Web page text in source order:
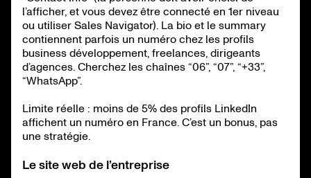
l’afficher, et vous devez être connecté en 1er niveau
ou utiliser Sales Navigator). La bio et le summary
contiennent parfois un numéro chez les profils
business développement, freelances, dirigeants
d’agences. Cherchez les chaînes “06”, “07”, “+33”,
“WhatsApp”.
Limite réelle : moins de 5% des profils LinkedIn
affichent un numéro en France. C’est un bonus, pas
une stratégie.
Le site web de l’entreprise